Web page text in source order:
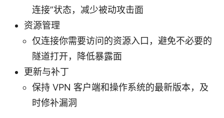
连接”状态，减少被动攻击面
资源管理
仅连接你需要访问的资源入口，避免不必要的
隧道打开，降低暴露面
更新与补丁
保持 VPN 客户端和操作系统的最新版本，及
时修补漏洞